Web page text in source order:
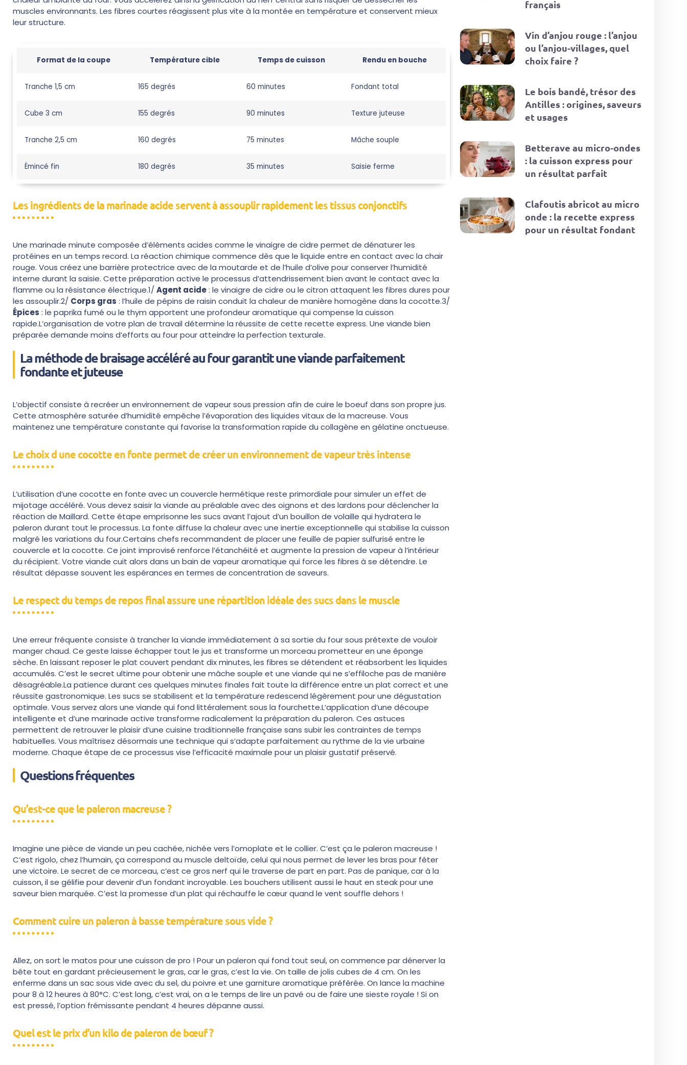
muscles environnants. Les fibres courtes réagissent plus vite à la montée en température et conservent mieux
leur structure.
Format de la coupe Température cible Temps de cuisson Rendu en bouche
Tranche 1,5 cm 165 degrés 60 minutes Fondant total
Cube 3 cm 155 degrés 90 minutes Texture juteuse
Tranche 2,5 cm 160 degrés 75 minutes Mâche souple
Émincé fin 180 degrés 35 minutes Saisie ferme
Les ingrédients de la marinade acide servent à assouplir rapidement les tissus conjonctifs
Une marinade minute composée d’éléments acides comme le vinaigre de cidre permet de dénaturer les
protéines en un temps record. La réaction chimique commence dès que le liquide entre en contact avec la chair
rouge. Vous créez une barrière protectrice avec de la moutarde et de l’huile d’olive pour conserver l’humidité
interne durant la saisie. Cette préparation active le processus d’attendrissement bien avant le contact avec la
flamme ou la résistance électrique.1/ Agent acide: le vinaigre de cidre ou le citron attaquent les fibres dures pour
les assouplir.2/ Corps gras : l’huile de pépins de raisin conduit la chaleur de manière homogène dans la cocotte.3/
Épices : le paprika fumé ou le thym apportent une profondeur aromatique qui compense la cuisson
rapide.L’organisation de votre plan de travail détermine la réussite de cette recette express. Une viande bien
préparée demande moins d’efforts au four pour atteindre la perfection texturale.
La méthode de braisage accéléré au four garantit une viande parfaitement
fondante et juteuse
L’objectif consiste à recréer un environnement de vapeur sous pression afin de cuire le boeuf dans son propre jus.
Cette atmosphère saturée d’humidité empêche l’évaporation des liquides vitaux de la macreuse. Vous
maintenez une température constante qui favorise la transformation rapide du collagène en gélatine onctueuse.
Le choix d une cocotte en fonte permet de créer un environnement de vapeur très intense
L’utilisation d’une cocotte en fonte avec un couvercle hermétique reste primordiale pour simuler un effet de
mijotage accéléré. Vous devez saisir la viande au préalable avec des oignons et des lardons pour déclencher la
réaction de Maillard. Cette étape emprisonne les sucs avant l’ajout d’un bouillon de volaille qui hydratera le
paleron durant tout le processus. La fonte diffuse la chaleur avec une inertie exceptionnelle qui stabilise la cuisson
malgré les variations du four.Certains chefs recommandent de placer une feuille de papier sulfurisé entre le
couvercle et la cocotte. Ce joint improvisé renforce l’étanchéité et augmente la pression de vapeur à l’intérieur
du récipient. Votre viande cuit alors dans un bain de vapeur aromatique qui force les fibres à se détendre. Le
résultat dépasse souvent les espérances en termes de concentration de saveurs.
Le respect du temps de repos final assure une répartition idéale des sucs dans le muscle
Une erreur fréquente consiste à trancher la viande immédiatement à sa sortie du four sous prétexte de vouloir
manger chaud. Ce geste laisse échapper tout le jus et transforme un morceau prometteur en une éponge
sèche. En laissant reposer le plat couvert pendant dix minutes, les fibres se détendent et réabsorbent les liquides
accumulés. C’est le secret ultime pour obtenir une mâche souple et une viande qui ne s’effiloche pas de manière
désagréable.La patience durant ces quelques minutes finales fait toute la différence entre un plat correct et une
réussite gastronomique. Les sucs se stabilisent et la température redescend légèrement pour une dégustation
optimale. Vous servez alors une viande qui fond littéralement sous la fourchette.L’application d’une découpe
intelligente et d’une marinade active transforme radicalement la préparation du paleron. Ces astuces
permettent de retrouver le plaisir d’une cuisine traditionnelle française sans subir les contraintes de temps
habituelles. Vous maîtrisez désormais une technique qui s’adapte parfaitement au rythme de la vie urbaine
moderne. Chaque étape de ce processus vise l’efficacité maximale pour un plaisir gustatif préservé.
Questions fréquentes
Qu’est-ce que le paleron macreuse ?
Imagine une pièce de viande un peu cachée, nichée vers l’omoplate et le collier. C’est ça le paleron macreuse !
C’est rigolo, chez l’humain, ça correspond au muscle deltoïde, celui qui nous permet de lever les bras pour fêter
une victoire. Le secret de ce morceau, c’est ce gros nerf qui le traverse de part en part. Pas de panique, car à la
cuisson, il se gélifie pour devenir d’un fondant incroyable. Les bouchers utilisent aussi le haut en steak pour une
saveur bien marquée. C’est la promesse d’un plat qui réchauffe le cœur quand le vent souffle dehors !
Comment cuire un paleron à basse température sous vide ?
Allez, on sort le matos pour une cuisson de pro ! Pour un paleron qui fond tout seul, on commence par dénerver la
bête tout en gardant précieusement le gras, car le gras, c’est la vie. On taille de jolis cubes de 4 cm. On les
enferme dans un sac sous vide avec du sel, du poivre et une garniture aromatique préférée. On lance la machine
pour 8 à 12 heures à 80°C. C’est long, c’est vrai, on a le temps de lire un pavé ou de faire une sieste royale ! Si on
est pressé, l’option frémissante pendant 4 heures dépanne aussi.
Quel est le prix d’un kilo de paleron de bœuf ?
français
Vin d’anjou rouge : l’anjou
ou l’anjou-villages, quel
choix faire ?
Le bois bandé, trésor des
Antilles : origines, saveurs
et usages
Betterave au micro-ondes
: la cuisson express pour
un résultat parfait
Clafoutis abricot au micro
onde : la recette express
pour un résultat fondant